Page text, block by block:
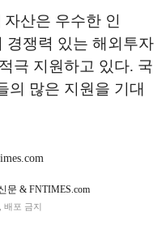
산은 우수한 인
경쟁력 있는 해외투자
극 지원하고 있다. 국
의 많은 지원을 기대
문 & FNTIMES.com
포 금지